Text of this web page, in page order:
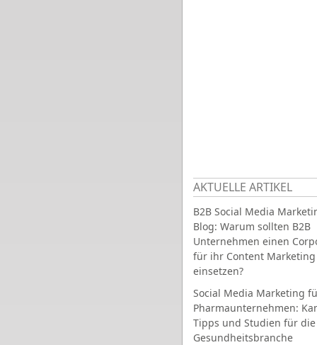
AKTUELLE ARTIKEL
B2B Social Media
Blog: Warum sollten B2B
Unternehmen einen
für ihr Content Marketing
einsetzen?
Social Media Marketing
Pharmaunternehmen:
Tipps und Studien für die
Gesundheitsbranche